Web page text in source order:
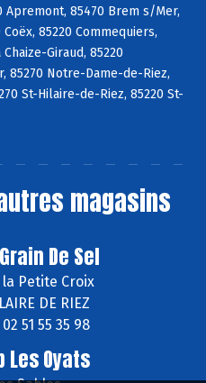
Apremont, 85470 Brem s/Mer,
85220 Commequiers,
Giraud, 85220
85270 Notre-Dame-de-Riez,
St-Hilaire-de-Riez, 85220 St-
magasins
De Sel
Petite Croix
DE RIEZ
02 51 55 35 98
Les Oyats